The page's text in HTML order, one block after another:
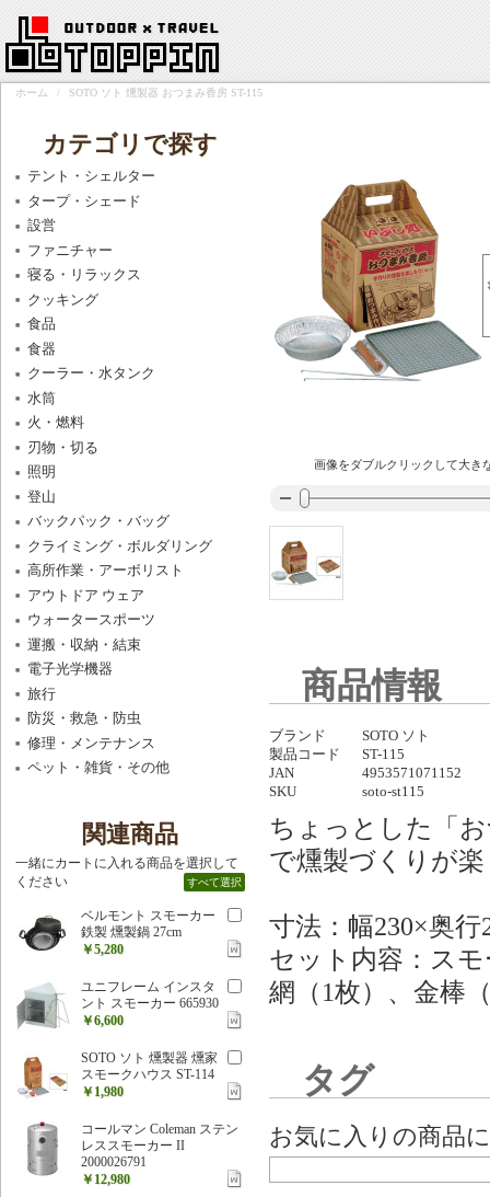
ホーム / SOTO ソト 燻製器 おつまみ香房 ST-115
画像をダブルクリックして大き
商品情報
ブランド
SOTO ソト
製品コード
ST-115
JAN
4953571071152
SKU
soto-st115
ちょっとした「
で燻製づくりが
寸法：幅230×奥行
セット内容：ス
網（1枚）、金棒
タグ
お気に入りの商品
カテゴリで探す
テント・シェルター
タープ・シェード
設営
ファニチャー
寝る・リラックス
クッキング
食品
食器
クーラー・水タンク
水筒
火・燃料
刃物・切る
照明
登山
バックパック・バッグ
クライミング・ボルダリング
高所作業・アーボリスト
アウトドア ウェア
ウォータースポーツ
運搬・収納・結束
電子光学機器
旅行
防災・救急・防虫
修理・メンテナンス
ペット・雑貨・その他
関連商品
一緒にカートに入れる商品を選択して
ください
すべて選択
ベルモント スモーカー
鉄製 燻製鍋 27cm
￥5,280
ユニフレーム インスタ
ント スモーカー 665930
￥6,600
SOTO ソト 燻製器 燻家
スモークハウス ST-114
￥1,980
コールマン Coleman ステン
レススモーカー II
2000026791
￥12,980